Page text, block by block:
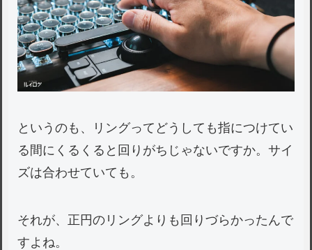
というのも、リングってどうしても指につけてい
る間にくるくると回りがちじゃないですか。サイ
ズは合わせていても。
それが、正円のリングよりも回りづらかったんで
すよね。